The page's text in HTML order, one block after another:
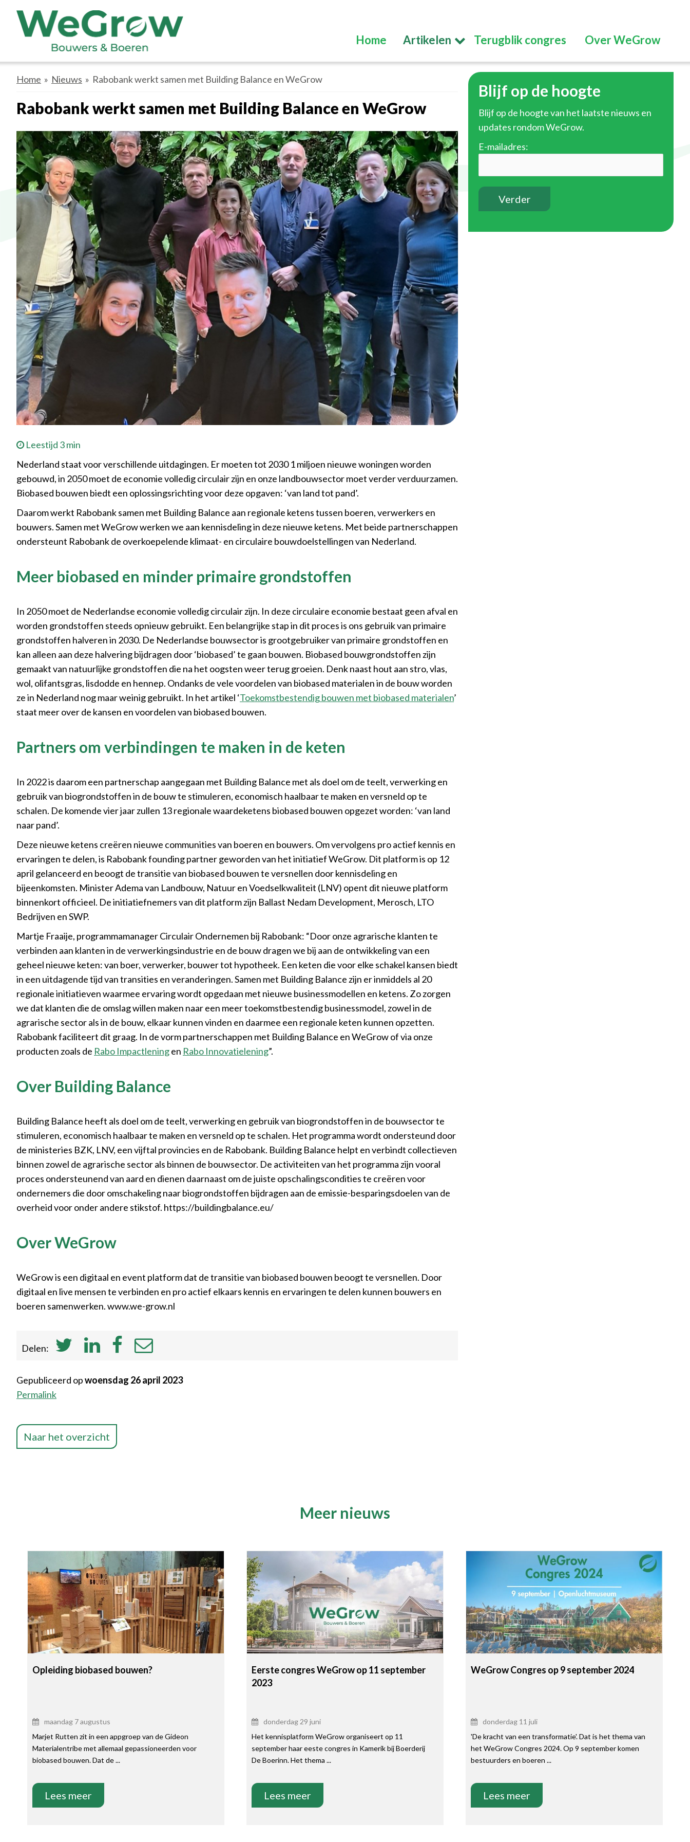
Home Artikelen Terugblik congres Over WeGrow
Home » Nieuws » Rabobank werkt samen met Building Balance en WeGrow
Rabobank werkt samen met Building Balance en WeGrow
Leestijd 3 min
Nederland staat voor verschillende uitdagingen. Er moeten tot 2030 1 miljoen nieuwe woningen worden
gebouwd, in 2050 moet de economie volledig circulair zijn en onze landbouwsector moet verder verduurzamen.
Biobased bouwen biedt een oplossingsrichting voor deze opgaven: ‘van land tot pand’.
Daarom werkt Rabobank samen met Building Balance aan regionale ketens tussen boeren, verwerkers en
bouwers. Samen met WeGrow werken we aan kennisdeling in deze nieuwe ketens. Met beide partnerschappen
ondersteunt Rabobank de overkoepelende klimaat- en circulaire bouwdoelstellingen van Nederland.
Meer biobased en minder primaire grondstoffen
In 2050 moet de Nederlandse economie volledig circulair zijn. In deze circulaire economie bestaat geen afval en
worden grondstoffen steeds opnieuw gebruikt. Een belangrijke stap in dit proces is ons gebruik van primaire
grondstoffen halveren in 2030. De Nederlandse bouwsector is grootgebruiker van primaire grondstoffen en
kan alleen aan deze halvering bijdragen door ‘biobased’ te gaan bouwen. Biobased bouwgrondstoffen zijn
gemaakt van natuurlijke grondstoffen die na het oogsten weer terug groeien. Denk naast hout aan stro, vlas,
wol, olifantsgras, lisdodde en hennep. Ondanks de vele voordelen van biobased materialen in de bouw worden
ze in Nederland nog maar weinig gebruikt. In het artikel ‘Toekomstbestendig bouwen met biobased materialen’
staat meer over de kansen en voordelen van biobased bouwen.
Partners om verbindingen te maken in de keten
In 2022 is daarom een partnerschap aangegaan met Building Balance met als doel om de teelt, verwerking en
gebruik van biogrondstoffen in de bouw te stimuleren, economisch haalbaar te maken en versneld op te
schalen. De komende vier jaar zullen 13 regionale waardeketens biobased bouwen opgezet worden: ‘van land
naar pand’.
Deze nieuwe ketens creëren nieuwe communities van boeren en bouwers. Om vervolgens pro actief kennis en
ervaringen te delen, is Rabobank founding partner geworden van het initiatief WeGrow. Dit platform is op 12
april gelanceerd en beoogt de transitie van biobased bouwen te versnellen door kennisdeling en
bijeenkomsten. Minister Adema van Landbouw, Natuur en Voedselkwaliteit (LNV) opent dit nieuwe platform
binnenkort officieel. De initiatiefnemers van dit platform zijn Ballast Nedam Development, Merosch, LTO
Bedrijven en SWP.
Martje Fraaije, programmamanager Circulair Ondernemen bij Rabobank: “Door onze agrarische klanten te
verbinden aan klanten in de verwerkingsindustrie en de bouw dragen we bij aan de ontwikkeling van een
geheel nieuwe keten: van boer, verwerker, bouwer tot hypotheek. Een keten die voor elke schakel kansen biedt
in een uitdagende tijd van transities en veranderingen. Samen met Building Balance zijn er inmiddels al 20
regionale initiatieven waarmee ervaring wordt opgedaan met nieuwe businessmodellen en ketens. Zo zorgen
we dat klanten die de omslag willen maken naar een meer toekomstbestendig businessmodel, zowel in de
agrarische sector als in de bouw, elkaar kunnen vinden en daarmee een regionale keten kunnen opzetten.
Rabobank faciliteert dit graag. In de vorm partnerschappen met Building Balance en WeGrow of via onze
producten zoals de Rabo Impactleningen Rabo Innovatielening”.
Over Building Balance
Building Balance heeft als doel om de teelt, verwerking en gebruik van biogrondstoffen in de bouwsector te
stimuleren, economisch haalbaar te maken en versneld op te schalen. Het programma wordt ondersteund door
de ministeries BZK, LNV, een vijftal provincies en de Rabobank. Building Balance helpt en verbindt collectieven
binnen zowel de agrarische sector als binnen de bouwsector. De activiteiten van het programma zijn vooral
proces ondersteunend van aard en dienen daarnaast om de juiste opschalingscondities te creëren voor
ondernemers die door omschakeling naar biogrondstoffen bijdragen aan de emissie-besparingsdoelen van de
overheid voor onder andere stikstof. https://buildingbalance.eu/
Over WeGrow
WeGrow is een digitaal en event platform dat de transitie van biobased bouwen beoogt te versnellen. Door
digitaal en live mensen te verbinden en pro actief elkaars kennis en ervaringen te delen kunnen bouwers en
boeren samenwerken. www.we-grow.nl
Delen:
Gepubliceerd opwoensdag 26 april 2023
Permalink
Naar het overzicht
Blijf op de hoogte
Blijf op de hoogte van het laatste nieuws en
updates rondom WeGrow.
E-mailadres:
Meer nieuws
Opleiding biobased bouwen?
maandag 7 augustus
Marjet Rutten zit in een appgroep van de Gideon
Materialentribe met allemaal gepassioneerden voor
biobased bouwen. Dat de ...
Lees meer
Eerste congres WeGrow op 11 september
2023
donderdag 29 juni
Het kennisplatform WeGrow organiseert op 11
september haar eeste congres in Kamerik bij Boerderij
De Boerinn. Het thema ...
Lees meer
WeGrow Congres op 9 september 2024
donderdag 11 juli
'De kracht van een transformatie'. Dat is het thema van
het WeGrow Congres 2024. Op 9 september komen
bestuurders en boeren ...
Lees meer